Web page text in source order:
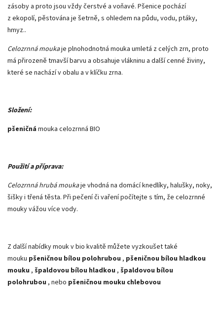
zásoby a proto jsou vždy čerstvé a voňavé. Pšenice pochází
z ekopolí, pěstována je šetrně, s ohledem na půdu, vodu, ptáky,
hmyz..
Celozrnná moukaje plnohodnotná mouka umletá z celých zrn, proto
má přirozeně tmavší barvu a obsahuje vlákninu a další cenné živiny,
které se nachází v obalu a v klíčku zrna.
Složení:
pšeničná mouka celozrnná BIO
Použití a příprava:
Celozrnná hrubá moukaje vhodná na domácí knedlíky, halušky, noky,
šišky i třená těsta. Při pečení či vaření počítejte s tím, že celozrnné
mouky vážou více vody.
Z další nabídky mouk v bio kvalitě můžete vyzkoušet také
mouku pšeničnou bílou polohrubou , pšeničnou bílou hladkou
mouku , špaldovou bílou hladkou , špaldovou bílou
polohrubou , nebo pšeničnou mouku chlebovou